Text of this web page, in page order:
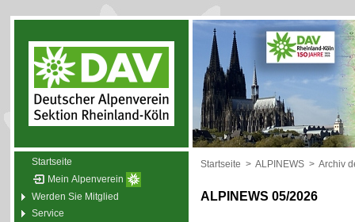
Startseite
Mein Alpenverein
Werden Sie Mitglied
Service
Startseite > ALPINEWS > Archiv
ALPINEWS 05/2026